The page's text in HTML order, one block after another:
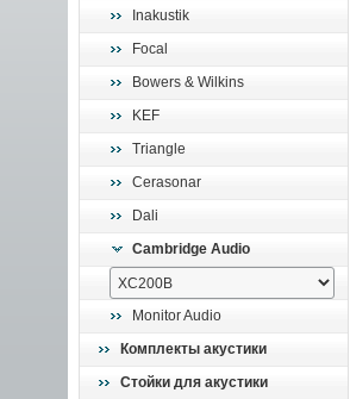
Inakustik
Focal
Bowers & Wilkins
KEF
Triangle
Cerasonar
Dali
Cambridge Audio
Monitor Audio
Комплекты акустики
Стойки для акустики